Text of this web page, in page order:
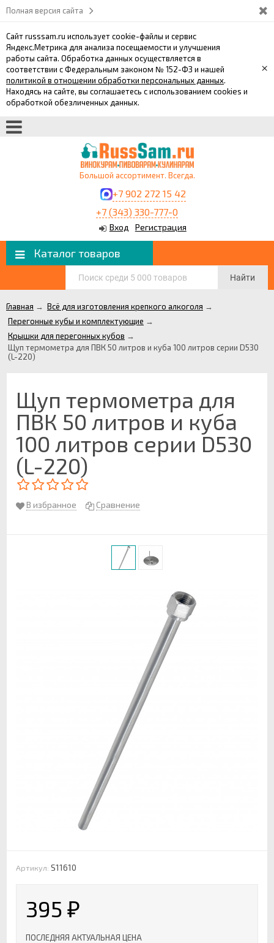
Полная версия сайта
Сайт russsam.ru использует cookie-файлы и сервис
Яндекс.Метрика для анализа посещаемости и улучшения
работы сайта. Обработка данных осуществляется в
соответствии с Федеральным законом № 152-ФЗ и нашей
политикой в отношении обработки персональных данных.
Находясь на сайте, вы соглашаетесь с использованием cookies и
обработкой обезличенных данных.
×
Большой ассортимент. Всегда.
+7 902 272 15 42
+7 (343) 330-777-0
Вход Регистрация
Каталог товаров
Найти
Главная → Всё для изготовления крепкого алкоголя →
Перегонные кубы и комплектующие →
Крышки для перегонных кубов →
Щуп термометра для ПВК 50 литров и куба 100 литров серии D530
(L-220)
Щуп термометра для
ПВК 50 литров и куба
100 литров серии D530
(L-220)
В избранное Сравнение
Артикул: S11610
395 ₽
ПОСЛЕДНЯЯ АКТУАЛЬНАЯ ЦЕНА